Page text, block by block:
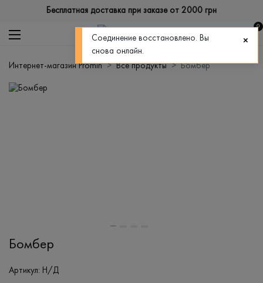
Бесплатная доставка при заказе от 2000 грн
0
Интернет-магазин Promin Все продукты Бомбер
Бомбер
Артикул: Н/Д
Соединение восстановлено. Вы
снова онлайн.